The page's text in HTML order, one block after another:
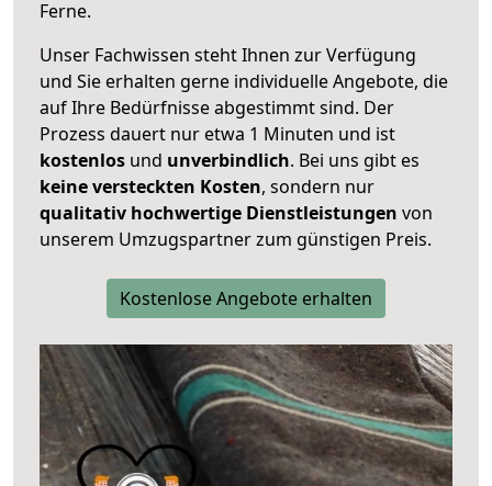
Ferne.
Unser Fachwissen steht Ihnen zur Verfügung
und Sie erhalten gerne individuelle Angebote, die
auf Ihre Bedürfnisse abgestimmt sind. Der
Prozess dauert nur etwa 1 Minuten und ist
kostenlos und unverbindlich. Bei uns gibt es
keine versteckten Kosten, sondern nur
qualitativ hochwertige Dienstleistungen von
unserem Umzugspartner zum günstigen Preis.
Kostenlose Angebote erhalten